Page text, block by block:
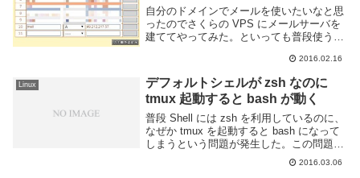
自分のドメインでメールを使いたいなと思
ったのでさくらの VPS にメールサーバを
建ててやってみた。といっても普段使うの
メールアドレスへ転送する用に設定する。
以下作業ログをメモする。DNS の設定...
2016.02.16
Linux
デフォルトシェルが zsh なのに
tmux 起動すると bash が動く
普段 Shell には zsh を利用しているのに、
なぜか tmux を起動すると bash になって
しまうという問題が発生した。この問題を
解決するには ~/.tmux.conf へ以下の一行
を追加し、tmux を再起動すると良い。
2016.03.06